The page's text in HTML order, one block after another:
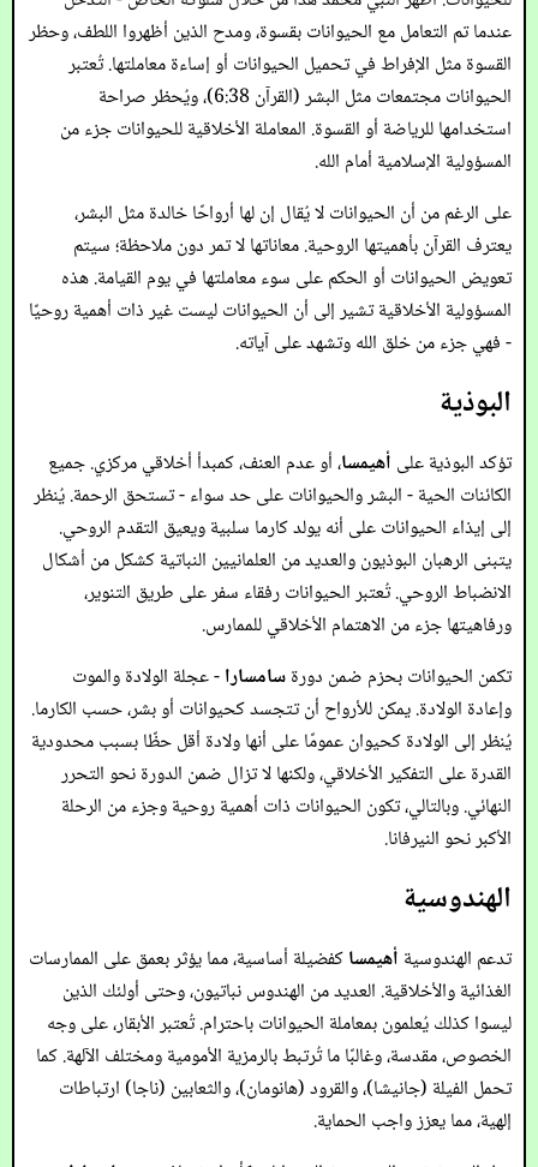
عندما تم التعامل مع الحيوانات بقسوة، ومدح الذين أظهروا اللطف، وحظر
القسوة مثل الإفراط في تحميل الحيوانات أو إساءة معاملتها. تُعتبر
الحيوانات مجتمعات مثل البشر (القرآن 6:38)، ويُحظر صراحة
استخدامها للرياضة أو القسوة. المعاملة الأخلاقية للحيوانات جزء من
المسؤولية الإسلامية أمام الله.
على الرغم من أن الحيوانات لا يُقال إن لها أرواحًا خالدة مثل البشر،
يعترف القرآن بأهميتها الروحية. معاناتها لا تمر دون ملاحظة؛ سيتم
تعويض الحيوانات أو الحكم على سوء معاملتها في يوم القيامة. هذه
المسؤولية الأخلاقية تشير إلى أن الحيوانات ليست غير ذات أهمية روحيًا
- فهي جزء من خلق الله وتشهد على آياته.
البوذية
تؤكد البوذية على أهيمسا، أو عدم العنف، كمبدأ أخلاقي مركزي. جميع
الكائنات الحية - البشر والحيوانات على حد سواء - تستحق الرحمة. يُنظر
إلى إيذاء الحيوانات على أنه يولد كارما سلبية ويعيق التقدم الروحي.
يتبنى الرهبان البوذيون والعديد من العلمانيين النباتية كشكل من أشكال
الانضباط الروحي. تُعتبر الحيوانات رفقاء سفر على طريق التنوير،
ورفاهيتها جزء من الاهتمام الأخلاقي للممارس.
تكمن الحيوانات بحزم ضمن دورةسامسارا- عجلة الولادة والموت
وإعادة الولادة. يمكن للأرواح أن تتجسد كحيوانات أو بشر، حسب الكارما.
يُنظر إلى الولادة كحيوان عمومًا على أنها ولادة أقل حظًا بسبب محدودية
القدرة على التفكير الأخلاقي، ولكنها لا تزال ضمن الدورة نحو التحرر
النهائي. وبالتالي، تكون الحيوانات ذات أهمية روحية وجزء من الرحلة
الأكبر نحو النيرفانا.
الهندوسية
تدعم الهندوسية أهيمساكفضيلة أساسية، مما يؤثر بعمق على الممارسات
الغذائية والأخلاقية. العديد من الهندوس نباتيون، وحتى أولئك الذين
ليسوا كذلك يُعلمون بمعاملة الحيوانات باحترام. تُعتبر الأبقار، على وجه
الخصوص، مقدسة، وغالبًا ما تُرتبط بالرمزية الأمومية ومختلف الآلهة. كما
تحمل الفيلة (جانيشا)، والقرود (هانومان)، والثعابين (ناجا) ارتباطات
إلهية، مما يعزز واجب الحماية.